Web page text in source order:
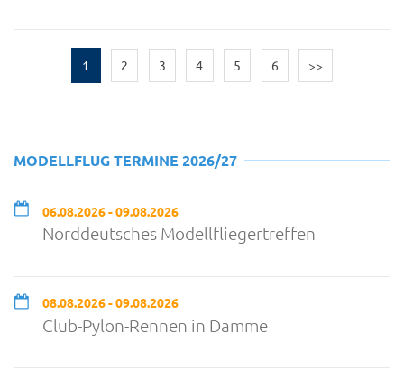
1 2 3 4 5 6 >>
MODELLFLUG TERMINE 2026/27
06.08.2026 - 09.08.2026
Norddeutsches Modellfliegertreffen
08.08.2026 - 09.08.2026
Club-Pylon-Rennen in Damme